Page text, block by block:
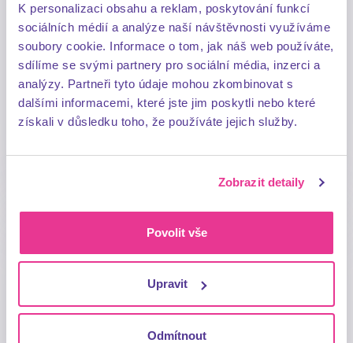
K personalizaci obsahu a reklam, poskytování funkcí
sociálních médií a analýze naší návštěvnosti využíváme
soubory cookie. Informace o tom, jak náš web používáte,
sdílíme se svými partnery pro sociální média, inzerci a
analýzy. Partneři tyto údaje mohou zkombinovat s
dalšími informacemi, které jste jim poskytli nebo které
získali v důsledku toho, že používáte jejich služby.
Zobrazit detaily
Povolit vše
Upravit
Odmítnout
mezi nejrychlejší způsoby, jak pomocí
moderní PR komunikace generovat velký
zásah a budovat značku. Přitom se
nejedná o žádnou převratnou novinku.
Celý článek